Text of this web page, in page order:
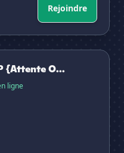
Rejoindre
{Attente O...
ligne